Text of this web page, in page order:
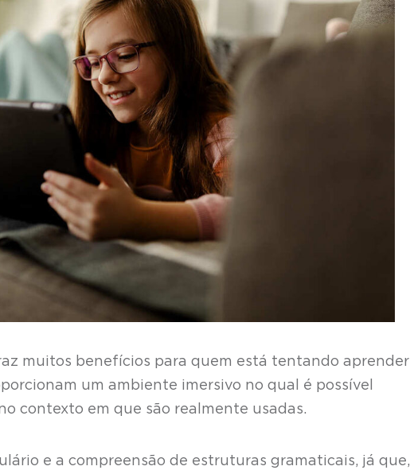
muitos benefícios para quem está tentando aprender
um ambiente imersivo no qual é possível
contexto em que são realmente usadas.
e a compreensão de estruturas gramaticais, já que,